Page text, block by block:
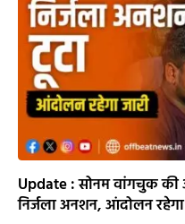
Update : सोनम वांगचुक की
निर्जला अनशन, आंदोलन रहेगा